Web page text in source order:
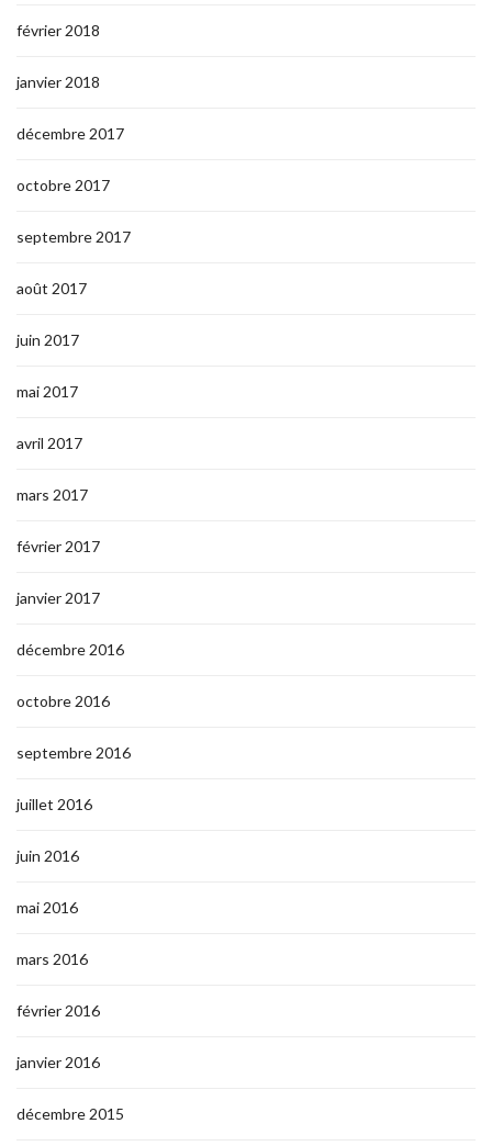
février 2018
janvier 2018
décembre 2017
octobre 2017
septembre 2017
août 2017
juin 2017
mai 2017
avril 2017
mars 2017
février 2017
janvier 2017
décembre 2016
octobre 2016
septembre 2016
juillet 2016
juin 2016
mai 2016
mars 2016
février 2016
janvier 2016
décembre 2015